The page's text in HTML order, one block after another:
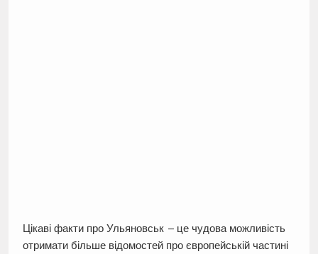
Цікаві факти про Ульяновськ – це чудова можливість
отримати більше відомостей про європейській частині